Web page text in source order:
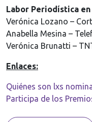
Labor Periodística en
Verónica Lozano –
Anabella Mesina –
Verónica Brunatti –
Enlaces:
Quiénes son lxs
Participa de los